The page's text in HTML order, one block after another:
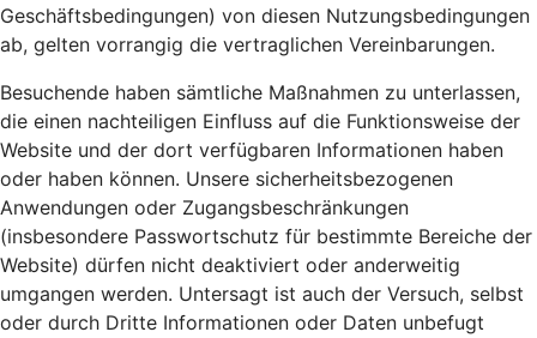
Geschäftsbedingungen) von diesen Nutzungsbedingungen
ab, gelten vorrangig die vertraglichen Vereinbarungen.
Besuchende haben sämtliche Maßnahmen zu unterlassen,
die einen nachteiligen Einfluss auf die Funktionsweise der
Website und der dort verfügbaren Informationen haben
oder haben können. Unsere sicherheitsbezogenen
Anwendungen oder Zugangsbeschränkungen
(insbesondere Passwortschutz für bestimmte Bereiche der
Website) dürfen nicht deaktiviert oder anderweitig
umgangen werden. Untersagt ist auch der Versuch, selbst
oder durch Dritte Informationen oder Daten unbefugt